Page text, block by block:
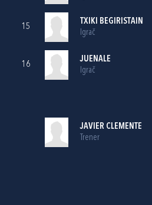
15
TXIKI BEGIRISTAIN
Igrač
16
JUENALE
Igrač
JAVIER CLEMENTE
Trener